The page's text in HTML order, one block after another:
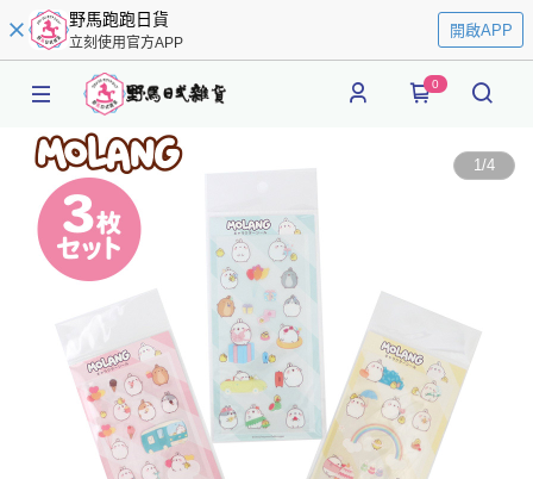
野馬跑跑日貨
立刻使用官方APP
開啟APP
0
1/4